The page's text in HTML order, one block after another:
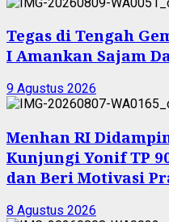
Tegas di Tengah
I Amankan Sajam
9 Agustus 2026
Menhan RI
Kunjungi Yonif TP
dan Beri Motivasi
8 Agustus 2026